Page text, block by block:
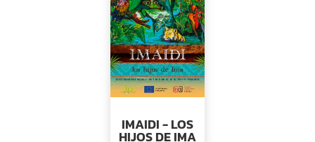
IMAIDI - LOS
HIJOS DE IMA